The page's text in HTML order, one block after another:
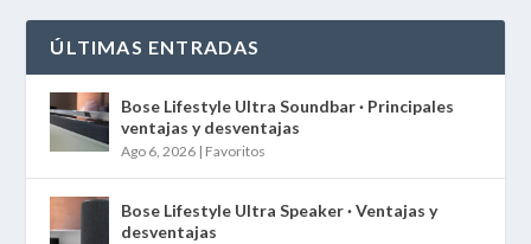
ÚLTIMAS ENTRADAS
Bose Lifestyle Ultra Soundbar · Principales
ventajas y desventajas
Ago 6, 2026 | Favoritos
Bose Lifestyle Ultra Speaker · Ventajas y
desventajas